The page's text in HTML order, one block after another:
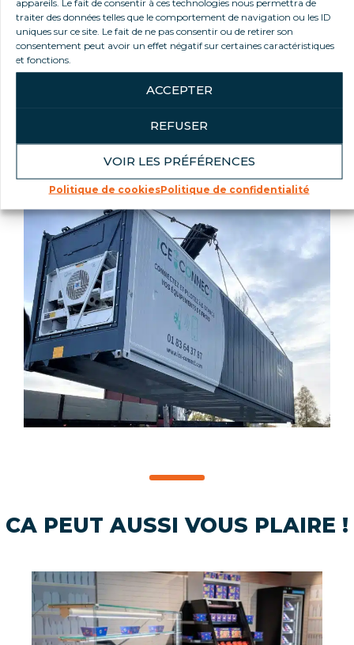
traiter des données telles que le comportement de navigation ou les ID
uniques sur ce site. Le fait de ne pas consentir ou de retirer son
consentement peut avoir un effet négatif sur certaines caractéristiques
et fonctions.
ACCEPTER
REFUSER
VOIR LES PRÉFÉRENCES
Politique de cookiesPolitique de confidentialité
Nous vous garantissons un accompagnement
et une prise en charge complète dans votre
projet de location de chambres froides et
containers frigorifiques.
experts techniques et frigoristes spécialisés, qui
sont en mesure d’intervenir rapidement sur
votre lieu d’activité.
CA PEUT AUSSI VOUS PLAIRE !